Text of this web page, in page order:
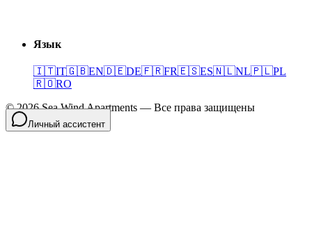
Язык
🇮🇹IT🇬🇧EN🇩🇪DE🇫🇷FR🇪🇸ES🇳🇱NL🇵🇱PL
🇷🇴RO
©2026 Sea Wind Apartments — Все права защищены
Личный ассистент